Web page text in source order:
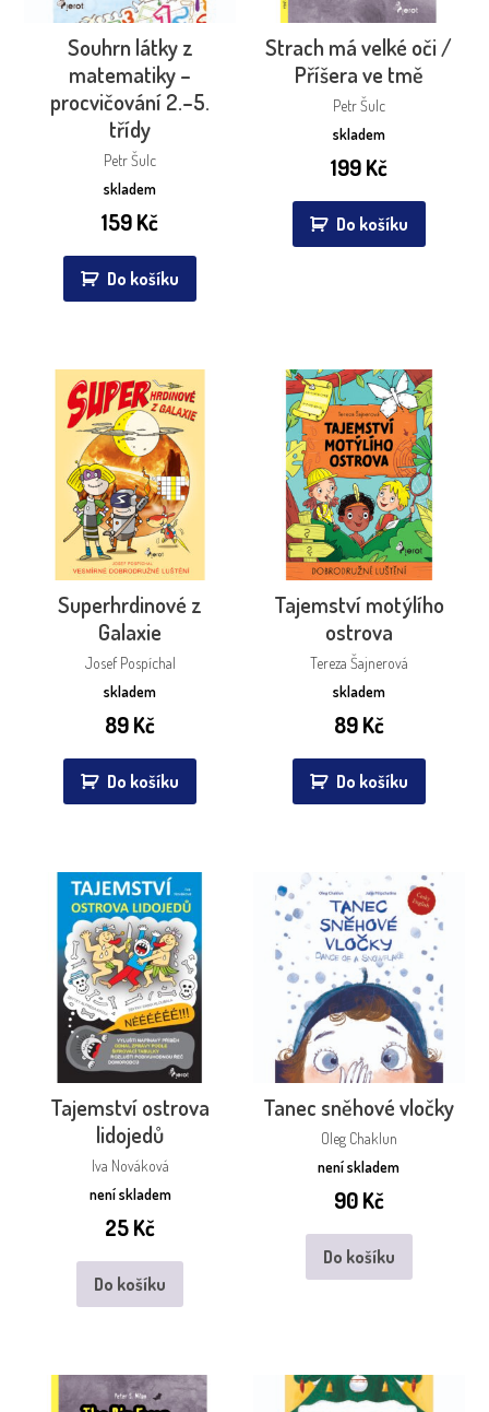
Souhrn látky z
matematiky –
procvičování 2.–5.
třídy
Petr Šulc
skladem
159Kč
Do košíku
Strach má velké oči /
Příšera ve tmě
Petr Šulc
skladem
199Kč
Do košíku
Superhrdinové z
Galaxie
Josef Pospíchal
skladem
89Kč
Do košíku
Tajemství motýlího
ostrova
Tereza Šajnerová
skladem
89Kč
Do košíku
Tajemství ostrova
lidojedů
Iva Nováková
není skladem
25Kč
Do košíku
Tanec sněhové vločky
Oleg Chaklun
není skladem
90Kč
Do košíku